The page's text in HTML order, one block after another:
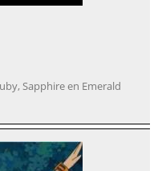
Sapphire en Emerald